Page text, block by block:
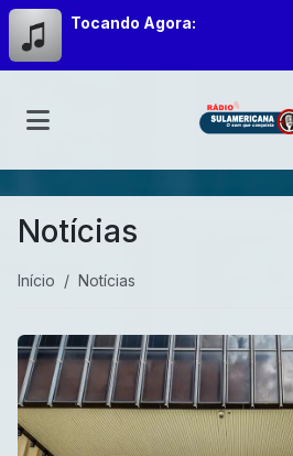
Tocando Agora:
Notícias
Início Notícias